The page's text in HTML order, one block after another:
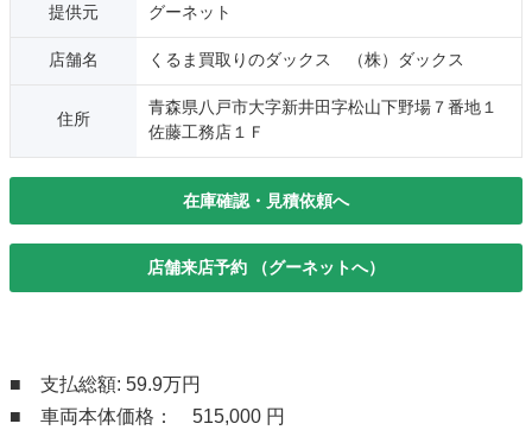
提供元 グーネット
店舗名 くるま買取りのダックス （株）ダックス
住所
青森県八戸市大字新井田字松山下野場７番地１
佐藤工務店１Ｆ
在庫確認・見積依頼へ
店舗来店予約 （グーネットへ）
■ 支払総額: 59.9万円
■ 車両本体価格： 515,000 円